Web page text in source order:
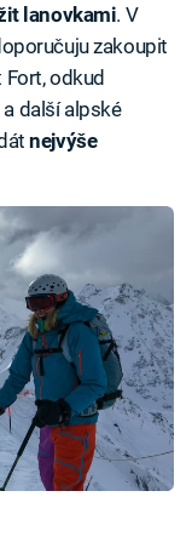
lanovkami. V
zakoupit
Fort, odkud
další alpské
nejvýše